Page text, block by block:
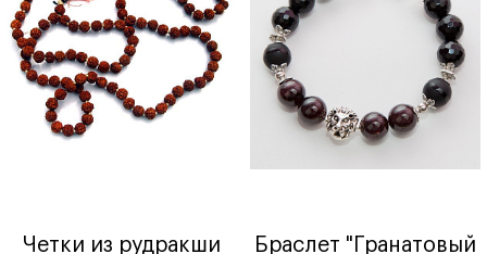
Четки из рудракши
Браслет "Гранатовый